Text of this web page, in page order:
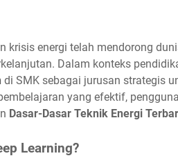
krisis energi telah mendorong
Dalam konteks
di SMK sebagai jurusan strategis
yang efektif,
Dasar-Dasar Teknik Energi
Learning?